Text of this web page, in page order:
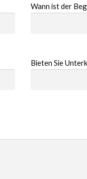
Wann ist der
Bieten Sie